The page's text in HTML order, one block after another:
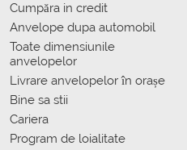
Сumpăra in credit
Anvelope dupa automobil
Toate dimensiunile
anvelopelor
Livrare anvelopelor în orașe
Bine sa stii
Cariera
Program de loialitate